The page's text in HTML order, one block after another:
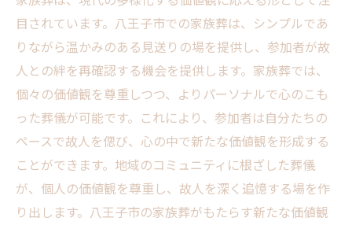
目されています。八王子市での家族葬は、シンプルであ
りながら温かみのある見送りの場を提供し、参加者が故
人との絆を再確認する機会を提供します。家族葬では、
個々の価値観を尊重しつつ、よりパーソナルで心のこも
った葬儀が可能です。これにより、参加者は自分たちの
ペースで故人を偲び、心の中で新たな価値観を形成する
ことができます。地域のコミュニティに根ざした葬儀
が、個人の価値観を尊重し、故人を深く追憶する場を作
り出します。八王子市の家族葬がもたらす新たな価値観